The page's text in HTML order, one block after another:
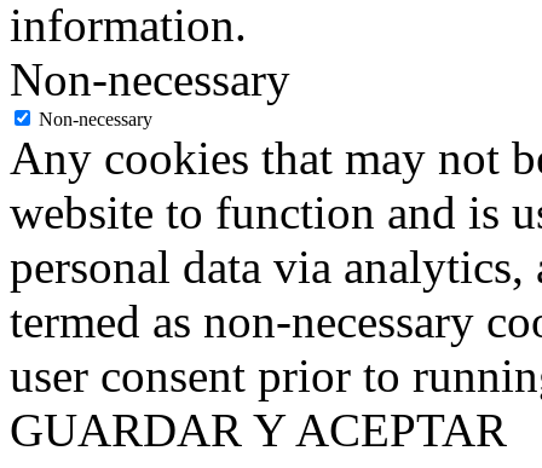
information.
Non-necessary
Non-necessary
Any cookies that may not
website to function and is
personal data via analytics,
termed as non-necessary
user consent prior to
GUARDAR Y ACEPTAR